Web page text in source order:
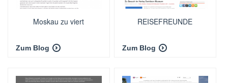
Moskau zu viert
Zum Blog
REISEFREUNDE
Zum Blog